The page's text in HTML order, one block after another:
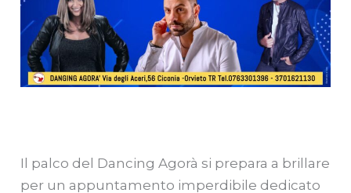
Il palco del Dancing Agorà si prepara a brillare
per un appuntamento imperdibile dedicato